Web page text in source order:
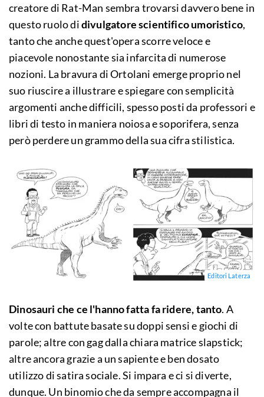
creatore di Rat-Man sembra trovarsi davvero bene in
questo ruolo didivulgatore scientifico umoristico,
tanto che anche quest'opera scorre veloce e
piacevole nonostante sia infarcita di numerose
nozioni. La bravura di Ortolani emerge proprio nel
suo riuscire a illustrare e spiegare con semplicità
argomenti anche difficili, spesso posti da professori e
libri di testo in maniera noiosa e soporifera, senza
però perdere un grammo della sua cifra stilistica.
Editori Laterza
Dinosauri che ce l'hanno fatta fa ridere, tanto. A
volte con battute basate su doppi sensi e giochi di
parole; altre con gag dalla chiara matrice slapstick;
altre ancora grazie a un sapiente e ben dosato
utilizzo di satira sociale. Si impara e ci si diverte,
dunque. Un binomio che da sempre accompagna il